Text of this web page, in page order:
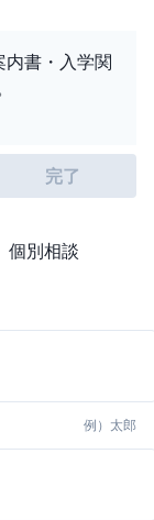
書・入学関
完了
個別相談
例） 太郎